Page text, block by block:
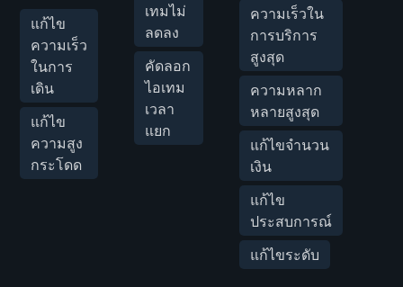
แก้ไข
ความเร็ว
ในการ
เดิน
แก้ไข
ความสูง
กระโดด
เทมไม่
ลดลง
คัดลอก
ไอเทม
เวลา
แยก
ความเร็วใน
การบริการ
สูงสุด
ความหลาก
หลายสูงสุด
แก้ไขจำนวน
เงิน
แก้ไข
ประสบการณ์
แก้ไขระดับ